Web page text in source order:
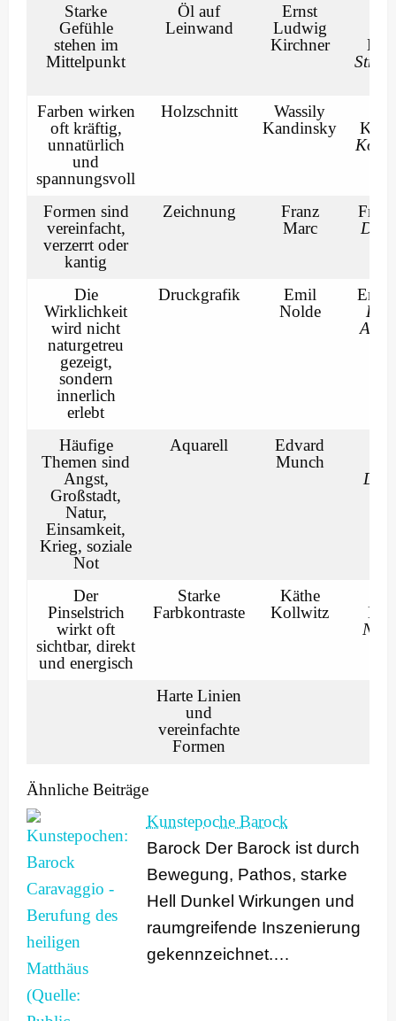
Starke
Gefühle
stehen im
Mittelpunkt
Öl auf
Leinwand
Ernst
Ludwig
Kirchner
Farben wirken
oft kräftig,
unnatürlich
und
spannungsvoll
Holzschnitt
Wassily
Kandinsky
Formen sind
vereinfacht,
verzerrt oder
kantig
Zeichnung
Franz
Marc
Die
Die
Wirklichkeit
wird nicht
naturgetreu
gezeigt,
sondern
innerlich
erlebt
Druckgrafik
Emil
Nolde
Emil
Häufige
Themen sind
Angst,
Großstadt,
Natur,
Einsamkeit,
Krieg, soziale
Not
Aquarell
Edvard
Munch
Der
Der
Pinselstrich
wirkt oft
sichtbar, direkt
und energisch
Starke
Farbkontraste
Käthe
Kollwitz
Nie
Harte Linien
und
vereinfachte
Formen
Ähnliche Beiträge
Kunstepoche Barock
Barock Der Barock ist durch
Bewegung, Pathos, starke
Hell Dunkel Wirkungen und
raumgreifende Inszenierung
gekennzeichnet.…